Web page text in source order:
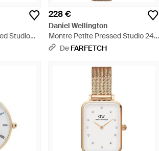
Studio
228 €
Daniel Wellington
Montre Petite Pressed Studio 24
Mm - Blanc
De FARFETCH